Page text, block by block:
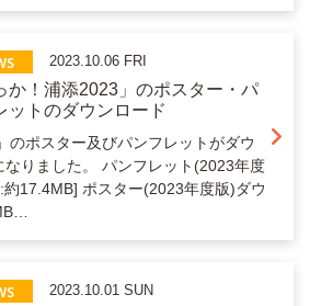
2023.10.06 FRI
か！浦添2023」のポスター・パ
ットのダウンロード
のポスター及びパンフレットがダウ
なりました。 パンフレット(2023年度
17.4MB] ポスター(2023年度版)ダウ
2023.10.01 SUN